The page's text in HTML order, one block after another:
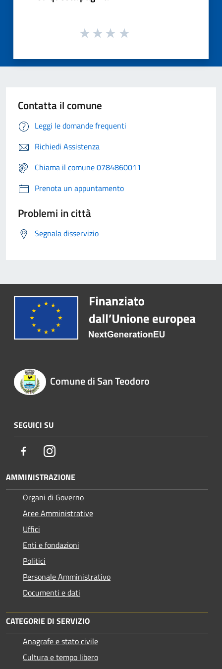
Contatta il comune
Leggi le domande frequenti
Richiedi Assistenza
Chiama il comune 0784860011
Prenota un appuntamento
Problemi in città
Segnala disservizio
Comune di San Teodoro
SEGUICI SU
FacebookInstagram
AMMINISTRAZIONE
Organi di Governo
Aree Amministrative
Uffici
Enti e fondazioni
Politici
Personale Amministrativo
Documenti e dati
CATEGORIE DI SERVIZIO
Anagrafe e stato civile
Cultura e tempo libero